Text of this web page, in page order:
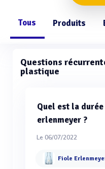
Tous Produits
Questions
plastique
Quel est la
erlenmeyer ?
Le 06/07/2022
Fiole